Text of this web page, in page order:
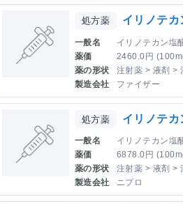
処方薬 イリノテカ
一般名
イリノテカン塩
薬価
2460.0円
薬の形状
注射薬 > 液剤 >
製造会社
ファイザー
処方薬 イリノテカ
一般名
イリノテカン塩
薬価
6878.0円
薬の形状
注射薬 > 液剤 >
製造会社
ニプロ